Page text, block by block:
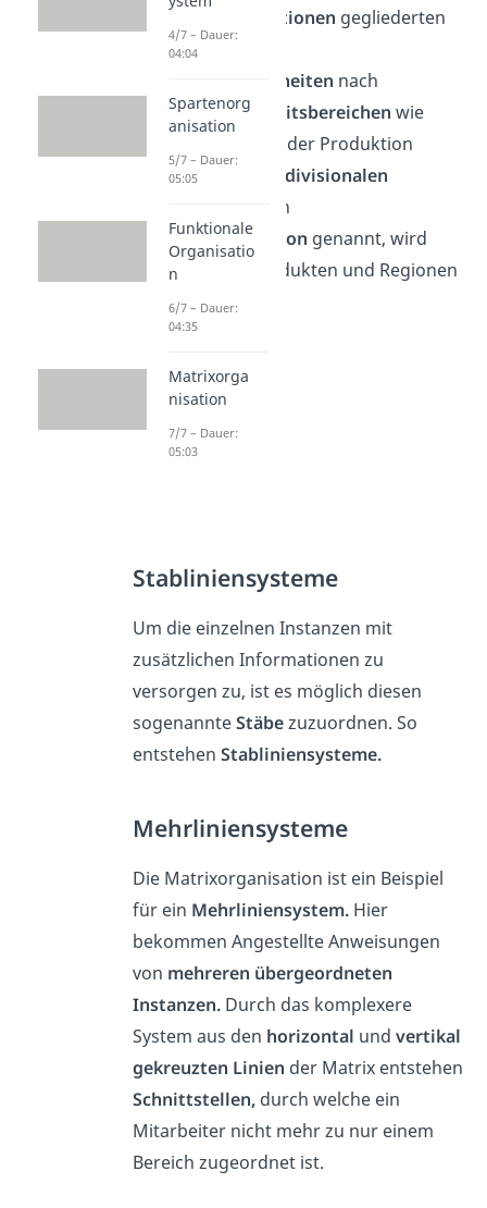
Bei der nach Funktionen gegliederten
Form werden die
Organisationseinheiten nach
betrieblichenArbeitsbereichen wie
Vertrieb, Finance oder Produktion
unterteilt. Bei der divisionalen
Organisation, auch
Spartenorganisation genannt, wird
nach Kunden, Produkten und Regionen
gegliedert.
Stabliniensysteme
Um die einzelnen Instanzen mit
zusätzlichen Informationen zu
versorgen zu, ist es möglich diesen
sogenannteStäbezuzuordnen. So
entstehen Stabliniensysteme.
Mehrliniensysteme
Die Matrixorganisation ist ein Beispiel
für ein Mehrliniensystem.Hier
bekommen Angestellte Anweisungen
von mehreren übergeordneten
Instanzen.Durch das komplexere
System aus den horizontal und vertikal
gekreuzten Linien der Matrix entstehen
Schnittstellen,durch welche ein
Mitarbeiter nicht mehr zu nur einem
Bereich zugeordnet ist.
4/7 – Dauer:
04:04
Spartenorg
anisation
5/7 – Dauer:
05:05
Funktionale
Organisatio
n
6/7 – Dauer:
04:35
Matrixorga
nisation
7/7 – Dauer:
05:03